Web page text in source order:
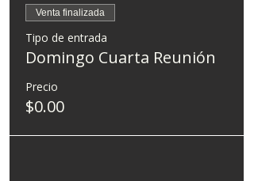
Venta finalizada
Tipo de entrada
Domingo Cuarta Reunión
Precio
$0.00